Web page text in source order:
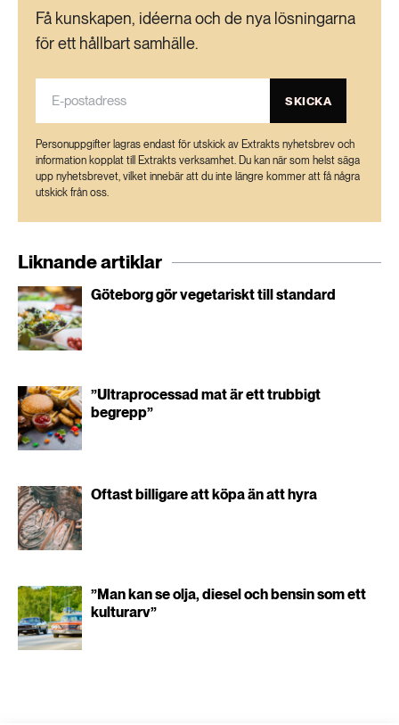
Få kunskapen, idéerna och de nya lösningarna
för ett hållbart samhälle.
SKICKA
Personuppgifter lagras endast för utskick av Extrakts nyhetsbrev och
information kopplat till Extrakts verksamhet. Du kan när som helst säga
upp nyhetsbrevet, vilket innebär att du inte längre kommer att få några
utskick från oss.
Liknande artiklar
Göteborg gör vegetariskt till standard
”Ultraprocessad mat är ett trubbigt
begrepp”
Oftast billigare att köpa än att hyra
”Man kan se olja, diesel och bensin som ett
kulturarv”